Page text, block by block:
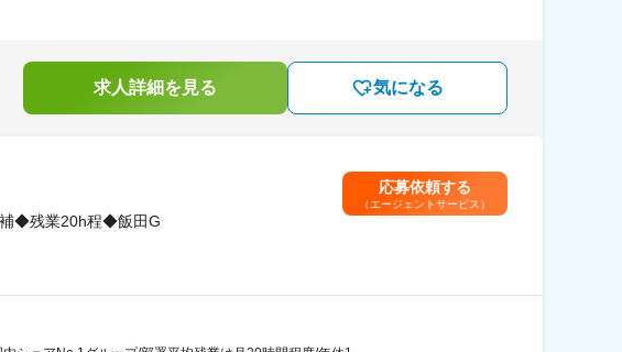
求人詳細を見る 気になる
補◆残業20h程◆飯田G
応募依頼する
（エージェントサービス）